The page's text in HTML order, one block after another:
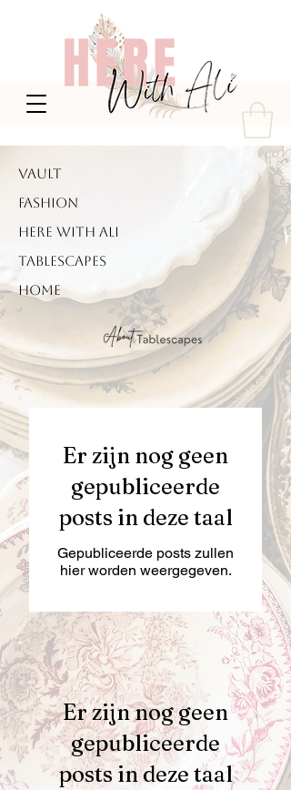
VAULT
FASHION
HERE WITH ALI
TABLESCAPES
HOME
Er zijn nog geen
gepubliceerde
posts in deze taal
Gepubliceerde posts zullen
hier worden weergegeven.
Er zijn nog geen
gepubliceerde
posts in deze taal